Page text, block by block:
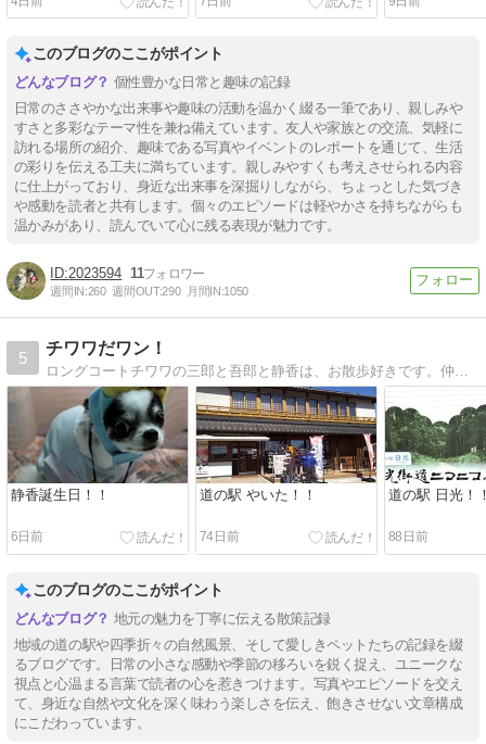
このブログのここがポイント
個性豊かな日常と趣味の記録
日常のささやかな出来事や趣味の活動を温かく綴る一筆であり、親しみや
すさと多彩なテーマ性を兼ね備えています。友人や家族との交流、気軽に
訪れる場所の紹介、趣味である写真やイベントのレポートを通じて、生活
の彩りを伝える工夫に満ちています。親しみやすくも考えさせられる内容
に仕上がっており、身近な出来事を深掘りしながら、ちょっとした気づき
や感動を読者と共有します。個々のエピソードは軽やかさを持ちながらも
温かみがあり、読んでいて心に残る表現が魅力です。
2023594 11
週間IN:260 週間OUT:290 月間IN:1050
5
チワワだワン！
ロングコートチワワの三郎と吾郎と静香は、お散歩好きです。仲がいいのか悪いのか？そんな日々を綴ります。三郎は虹の橋を渡りました。
静香誕生日！！
6日前
道の駅 やいた！！
74日前
道の駅 日光！
88日前
このブログのここがポイント
地元の魅力を丁寧に伝える散策記録
地域の道の駅や四季折々の自然風景、そして愛しきペットたちの記録を綴
るブログです。日常の小さな感動や季節の移ろいを鋭く捉え、ユニークな
視点と心温まる言葉で読者の心を惹きつけます。写真やエピソードを交え
て、身近な自然や文化を深く味わう楽しさを伝え、飽きさせない文章構成
にこだわっています。